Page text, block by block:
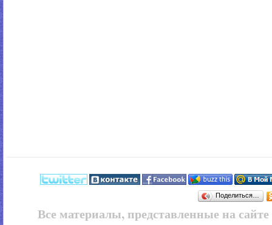
Поделиться…
Все материалы, представленные на сайте